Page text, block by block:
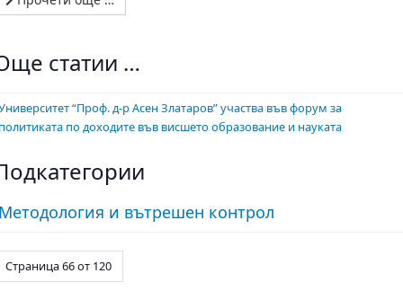
статии …
“Проф. д-р Асен Златаров” участва във форум за
по доходите във висшето образование и науката
и вътрешен контрол
Страница 66 от 120